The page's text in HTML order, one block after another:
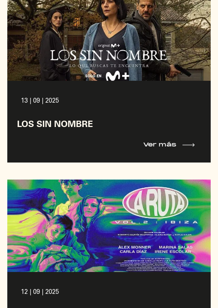
13 | 09 | 2025
LOS SIN NOMBRE
Ver más
12 | 09 | 2025